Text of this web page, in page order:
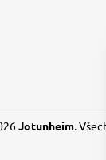
Jotunheim.